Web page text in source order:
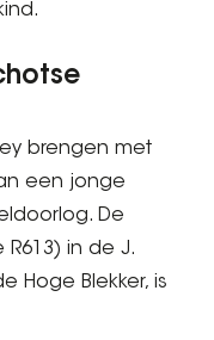
brengen met
een jonge
De
in de J.
Hoge Blekker, is